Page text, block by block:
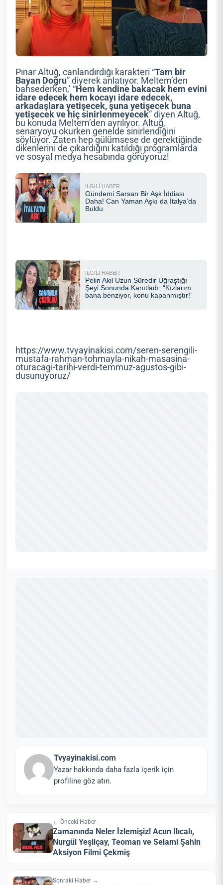
Pınar Altuğ, canlandırdığı karakteri “Tam bir
Bayan Doğru” diyerek anlatıyor. Meltem’den
bahsederken,’ “Hem kendine bakacak hem evini
idare edecek hem kocayı idare edecek,
arkadaşlara yetişecek, şuna yetişecek buna
yetişecek ve hiç sinirlenmeyecek” diyen Altuğ,
bu konuda Meltem’den ayrılıyor. Altuğ,
senaryoyu okurken genelde sinirlendiğini
söylüyor. Zaten hep gülümsese de gerektiğinde
dikenlerini de çıkardığını katıldığı programlarda
ve sosyal medya hesabında görüyoruz!
https://www.tvyayinakisi.com/seren-serengili-
mustafa-rahman-tohmayla-nikah-masasina-
oturacagi-tarihi-verdi-temmuz-agustos-gibi-
dusunuyoruz/
Tvyayinakisi.com
Yazar hakkında daha fazla içerik için
profiline göz atın.
← Önceki Haber
Zamanında Neler İzlemişiz! Acun Ilıcalı,
Nurgül Yeşilçay, Teoman ve Selami Şahin
Aksiyon Filmi Çekmiş
Sonraki Haber →